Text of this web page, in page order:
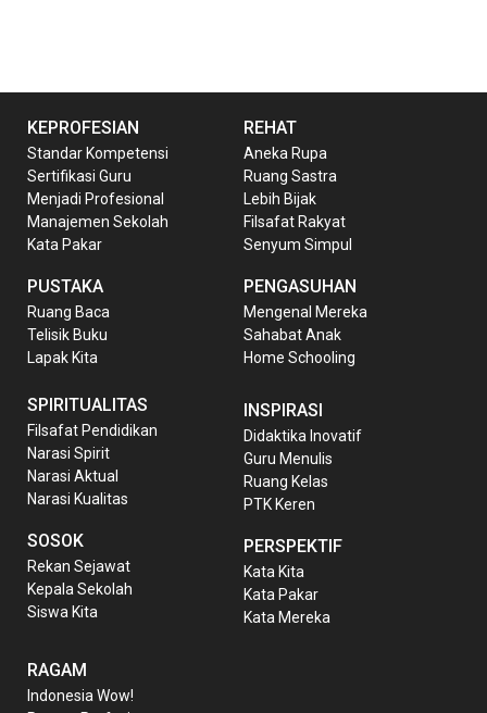
KEPROFESIAN
Standar Kompetensi
Sertifikasi Guru
Menjadi Profesional
Manajemen Sekolah
Kata Pakar
PUSTAKA
Ruang Baca
Telisik Buku
Lapak Kita
REHAT
Aneka Rupa
Ruang Sastra
Lebih Bijak
Filsafat Rakyat
Senyum Simpul
PENGASUHAN
Mengenal Mereka
Sahabat Anak
Home Schooling
SPIRITUALITAS
Filsafat Pendidikan
Narasi Spirit
Narasi Aktual
Narasi Kualitas
SOSOK
Rekan Sejawat
Kepala Sekolah
Siswa Kita
INSPIRASI
Didaktika Inovatif
Guru Menulis
Ruang Kelas
PTK Keren
PERSPEKTIF
Kata Kita
Kata Pakar
Kata Mereka
RAGAM
Indonesia Wow!